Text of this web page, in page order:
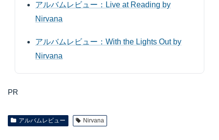
アルバムレビュー：Live at Reading by
Nirvana
アルバムレビュー：With the Lights Out by
Nirvana
PR
アルバムレビュー Nirvana